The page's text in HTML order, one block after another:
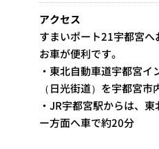
アクセス
すまいポート21宇都宮へ
お車が便利です。
・東北自動車道宇都宮
（日光街道）を宇都宮
・JR宇都宮駅からは、
ー方面へ車で約20分